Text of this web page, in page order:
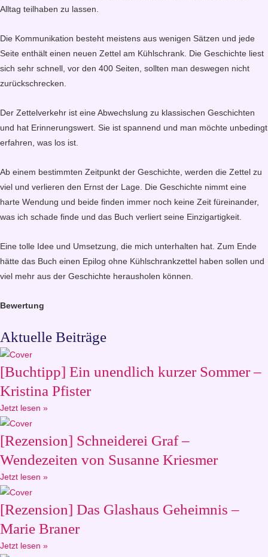
Alltag teilhaben zu lassen.
Die Kommunikation besteht meistens aus wenigen Sätzen und jede
Seite enthält einen neuen Zettel am Kühlschrank. Die Geschichte liest
sich sehr schnell, vor den 400 Seiten, sollten man deswegen nicht
zurückschrecken.
Der Zettelverkehr ist eine Abwechslung zu klassischen Geschichten
und hat Erinnerungswert. Sie ist spannend und man möchte unbedingt
erfahren, was los ist.
Ab einem bestimmten Zeitpunkt der Geschichte, werden die Zettel zu
viel und verlieren den Ernst der Lage. Die Geschichte nimmt eine
harte Wendung und beide finden immer noch keine Zeit füreinander,
was ich schade finde und das Buch verliert seine Einzigartigkeit.
Eine tolle Idee und Umsetzung, die mich unterhalten hat. Zum Ende
hätte das Buch einen Epilog ohne Kühlschrankzettel haben sollen und
viel mehr aus der Geschichte herausholen können.
Bewertung
Aktuelle Beiträge
[Buchtipp] Ein unendlich kurzer Sommer –
Kristina Pfister
Jetzt lesen »
[Rezension] Schneiderei Graf –
Wendezeiten von Susanne Kriesmer
Jetzt lesen »
[Rezension] Das Glashaus Geheimnis –
Marie Braner
Jetzt lesen »